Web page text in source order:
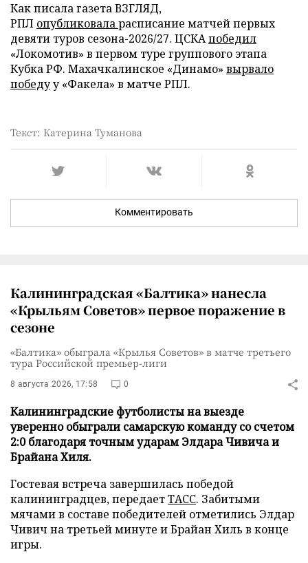
Как писала газета ВЗГЛЯД,
РПЛ опубликоваларасписание матчей первых
девяти туров сезона-2026/27. ЦСКАпобедил
«Локомотив» в первом туре группового этапа
Кубка РФ. Махачкалинское «Динамо» вырвало
победуу «Факела» в матче РПЛ.
Текст: Катерина Туманова
Комментировать
Калининградская «Балтика» нанесла
«Крыльям Советов» первое поражение в
сезоне
«Балтика» обыграла «Крылья Советов» в матче третьего
тура Российской премьер-лиги
8 августа 2026, 17:58 0
Калининградские футболисты на выезде
уверенно обыграли самарскую команду со счетом
2:0 благодаря точным ударам Элдара Чивича и
Брайана Хиля.
Гостевая встреча завершилась победой
калининградцев, передаетТАСС. Забитыми
мячами в составе победителей отметились Элдар
Чивич на третьей минуте и Брайан Хиль в конце
игры.